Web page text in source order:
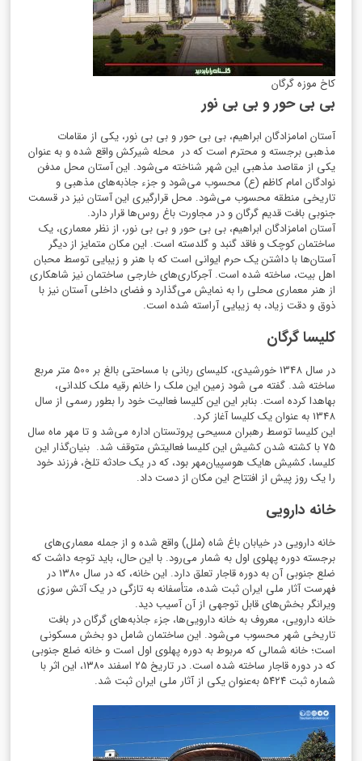
کاخ موزه گرگان
بی بی حور و بی بی نور
آستان امامزادگان ابراهیم، بی بی حور و بی بی نور، یکی از مقامات
مذهبی برجسته و محترم است که در محله شیرکش واقع شده و به عنوان
یکی از مقاصد مذهبی این شهر شناخته می‌شود. این آستان محل مدفن
نوادگان امام کاظم (ع) محسوب می‌شود و جزء جاذبه‌های مذهبی و
تاریخی منطقه محسوب می‌شود. محل قرارگیری این آستان نیز در قسمت
جنوبی بافت قدیم گرگان و در مجاورت باغ روس‌ها قرار دارد.
آستان امامزادگان ابراهیم، بی بی حور و بی بی نور، از نظر معماری، یک
ساختمان کوچک و فاقد گنبد و گلدسته است. این مکان متمایز از دیگر
آستان‌ها با داشتن یک حرم ایوانی است که با هنر و زیبایی توسط محبان
اهل بیت، ساخته شده است. آجرکاری‌های خارجی ساختمان نیز شاهکاری
از هنر معماری محلی را به نمایش می‌گذارد و فضای داخلی آستان نیز با
ذوق و دقت زیاد، به زیبایی آراسته شده است.
کلیسا گرگان
در سال 1348 خورشیدی، کلیسای ربانی با مساحتی بالغ بر 500 متر مربع
ساخته شد. گفته می شود زمین این ملک را خانم رقیه ملک کلدانی،
بهاهدا کرده است. بنابر این این کلیسا فعالیت خود را بطور رسمی از سال
1348 به عنوان یک کلیسا آغاز کرد.
این کلیسا توسط رهبران مسیحی پروتستان اداره می‌شد و تا مهر ماه سال
75 با کشته شدن کشیش این کلیسا فعالیتش متوقف شد.
بنیان‌گذار این
کلیسا، کشیش هایک هوسپیان‌مهر بود، که در یک حادثه تلخ، فرزند خود
را یک روز پیش از افتتاح این مکان از دست داد.
خانه دارویی
خانه دارویی در خیابان باغ شاه (ملل) واقع شده و از جمله معماری‌های
برجسته دوره پهلوی اول به شمار می‌رود. با این حال، باید توجه داشت که
ضلع جنوبی آن به دوره قاجار تعلق دارد. این خانه، که در سال ۱۳۸۰در
فهرست آثار ملی ایران ثبت شده، متأسفانه به تازگی در یک آتش سوزی
ویرانگر بخش‌های قابل توجهی از آن آسیب دید.
خانه دارویی، معروف به خانه دارویی‌ها، جزء جاذبه‌های گرگان در بافت
تاریخی شهر محسوب می‌شود. این ساختمان شامل دو بخش مسکونی
است؛ خانه شمالی که مربوط به دوره پهلوی اول است و خانه ضلع جنوبی
که در دوره قاجار ساخته شده است. در تاریخ۲۵ اسفند ۱۳۸۰، این اثر با
شماره ثبت۵۴۲۴ به‌عنوان یکی از آثار ملی ایران ثبت شد.